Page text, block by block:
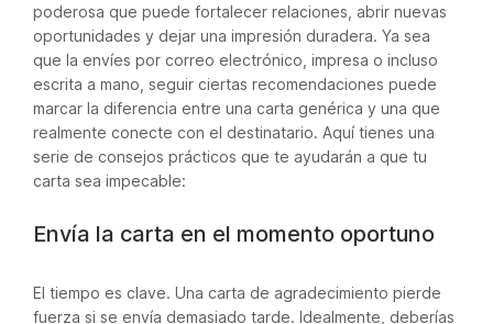
poderosa que puede fortalecer relaciones, abrir nuevas
oportunidades y dejar una impresión duradera. Ya sea
que la envíes por correo electrónico, impresa o incluso
escrita a mano, seguir ciertas recomendaciones puede
marcar la diferencia entre una carta genérica y una que
realmente conecte con el destinatario. Aquí tienes una
serie de consejos prácticos que te ayudarán a que tu
carta sea impecable:
Envía la carta en el momento oportuno
El tiempo es clave. Una carta de agradecimiento pierde
fuerza si se envía demasiado tarde. Idealmente, deberías